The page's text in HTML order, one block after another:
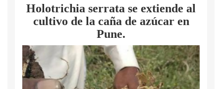
Holotrichia serrata se extiende al
cultivo de la caña de azúcar en
Pune.